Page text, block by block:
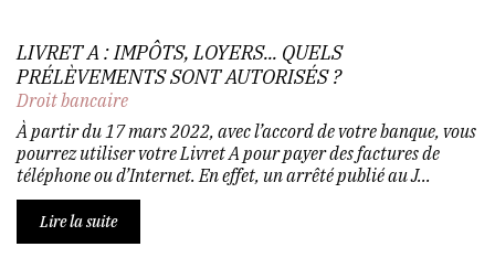
LIVRET A : IMPÔTS, LOYERS... QUELS
PRÉLÈVEMENTS SONT AUTORISÉS ?
Droit bancaire
À partir du 17 mars 2022, avec l’accord de votre banque, vous
pourrez utiliser votre Livret A pour payer des factures de
téléphone ou d’Internet. En effet, un arrêté publié au J...
Lire la suite